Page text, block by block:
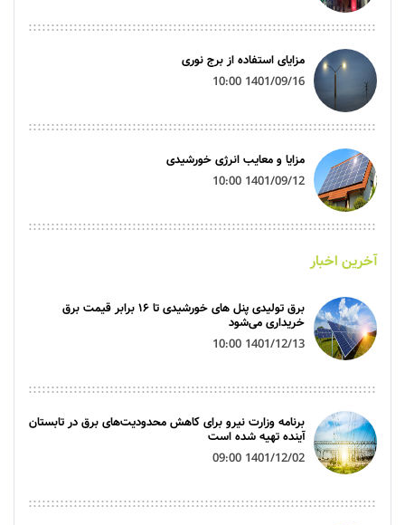
مزایای استفاده از برج نوری
1401/09/16 10:00
مزایا و معایب انرژی خورشیدی
1401/09/12 10:00
آخرین اخبار
برق تولیدی پنل‌ های خورشیدی تا ۱۶ برابر قیمت برق
خریداری می‌شود
1401/12/13 10:00
برنامه وزارت نیرو برای کاهش محدودیت‌های برق در تابستان
آینده تهیه شده است
1401/12/02 09:00